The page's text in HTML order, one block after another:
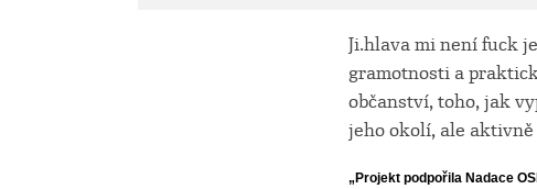
Ji.hlava mi není fuck
gramotnosti a
občanství, toho, jak
jeho okolí, ale
„Projekt podpořila Nadace